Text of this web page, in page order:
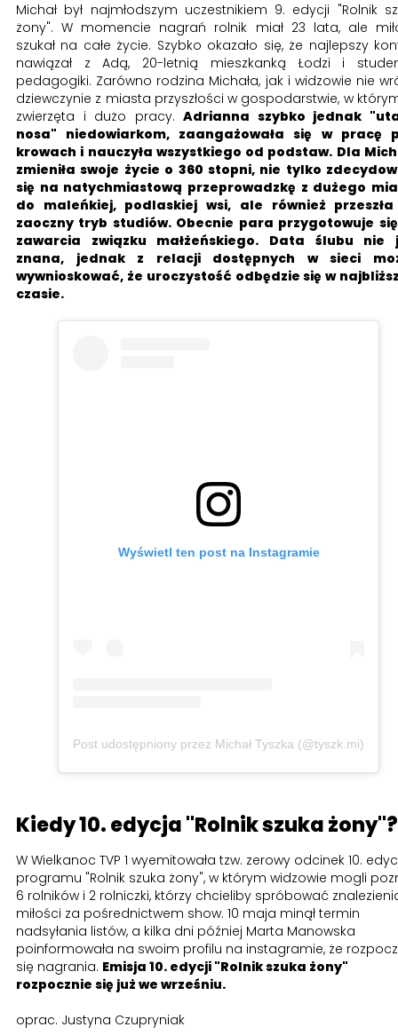
Michał był najmłodszym uczestnikiem 9. edycji "Rolnik
żony". W momencie nagrań rolnik miał 23 lata, ale
szukał na całe życie. Szybko okazało się, że najlepszy
nawiązał z Adą, 20-letnią mieszkanką Łodzi i
pedagogiki. Zarówno rodzina Michała, jak i widzowie nie
dziewczynie z miasta przyszłości w gospodarstwie, w
zwierzęta i dużo pracy.Adrianna szybko jednak
nosa" niedowiarkom, zaangażowała się w pracę
krowach i nauczyła wszystkiego od podstaw. Dla
zmieniła swoje życie o 360 stopni, nie tylko
się na natychmiastową przeprowadzkę z dużego
do maleńkiej, podlaskiej wsi, ale również
zaoczny tryb studiów. Obecnie para przygotowuje
zawarcia związku małżeńskiego. Data ślubu nie
znana, jednak z relacji dostępnych w sieci
wywnioskować, że uroczystość odbędzie się w
czasie.
Wyświetl ten post na Instagramie
Post udostępniony przez Michał Tyszka (@tyszk.mi)
​Kiedy 10. edycja "Rolnik szuka żony"?
W Wielkanoc TVP 1 wyemitowała tzw. zerowy odcinek 10.
programu "Rolnik szuka żony", w którym widzowie mogli
6 rolników i 2 rolniczki, którzy chcieliby spróbować
miłości za pośrednictwem show. 10 maja minął termin
nadsyłania listów, a kilka dni później Marta Manowska
poinformowała na swoim profilu na instagramie, że
się nagrania. Emisja 10. edycji "Rolnik szuka żony"
rozpocznie się już we wrześniu.
oprac. Justyna Czupryniak